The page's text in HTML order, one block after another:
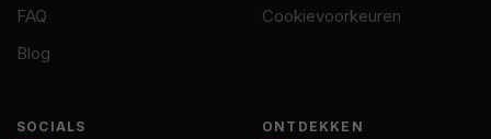
FAQ
Blog
Cookievoorkeuren
SOCIALS ONTDEKKEN